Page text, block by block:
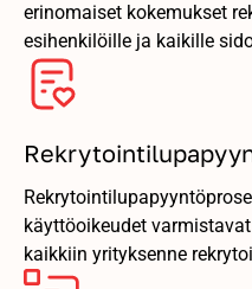
erinomaiset kokemukset
esihenkilöille ja kaikille
käyttöoikeudet
kaikkiin yrityksenne